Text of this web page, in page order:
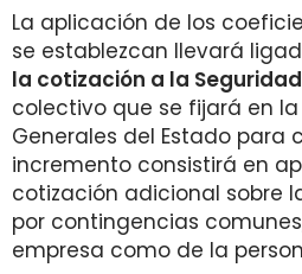
La aplicación de los
se establezcan llevará
la cotización a la
colectivo que se fijará en la
Generales del Estado para
incremento consistirá en
cotización adicional sobre
por contingencias
empresa como de la